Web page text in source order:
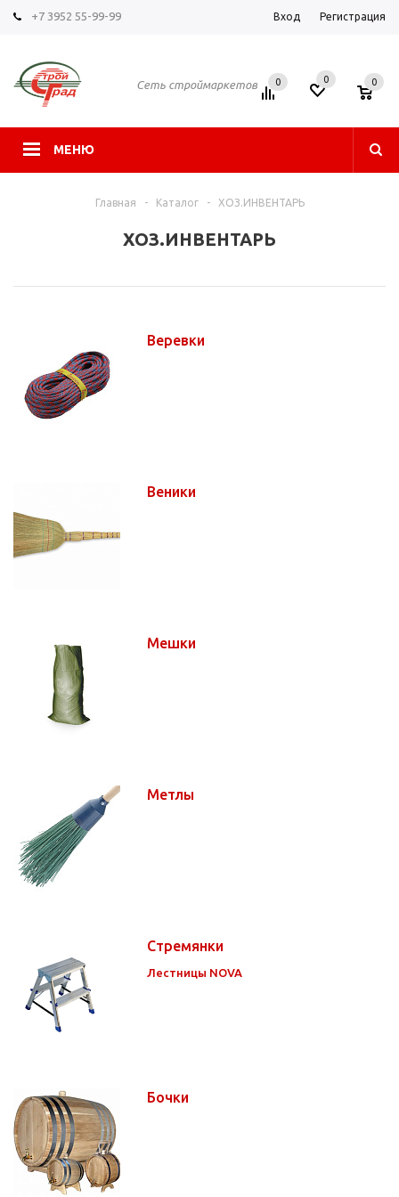
+7 3952 55-99-99 Вход Регистрация
Сеть строймаркетов
МЕНЮ
0 0 0
Главная - Каталог - ХОЗ.ИНВЕНТАРЬ
ХОЗ.ИНВЕНТАРЬ
Веревки
Веники
Мешки
Метлы
Стремянки
Лестницы NOVA
Бочки